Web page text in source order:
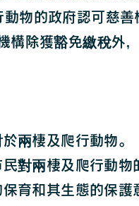
物的政府認可慈善
構除獲豁免繳稅外
兩棲及爬行動物。
對兩棲及爬行動物
育和其生態的保護